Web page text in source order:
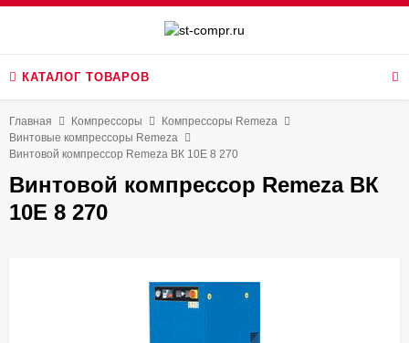
КАТАЛОГ ТОВАРОВ
Главная Компрессоры
Компрессоры Remeza
Винтовые компрессоры Remeza
Винтовой компрессор Remeza ВК 10E 8 270
Винтовой компрессор Remeza ВК
10E 8 270